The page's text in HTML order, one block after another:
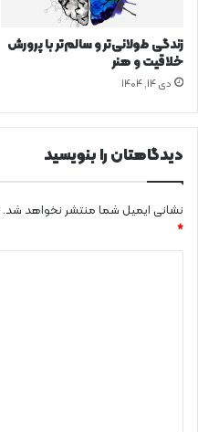
زندگی طولانی‌تر و سالم‌تر با پرورش
خلاقیت و هنر
دی ۱۴, ۱۴۰۴
دیدگاهتان را بنویسید
نشانی ایمیل شما منتشر نخواهد شد.
*